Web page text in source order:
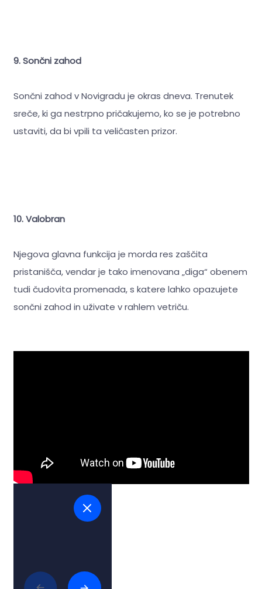
9. Sončni zahod
Sončni zahod v Novigradu je okras dneva. Trenutek
sreče, ki ga nestrpno pričakujemo, ko se je potrebno
ustaviti, da bi vpili ta veličasten prizor.
10. Valobran
Njegova glavna funkcija je morda res zaščita
pristanišča, vendar je tako imenovana „diga“ obenem
tudi čudovita promenada, s katere lahko opazujete
sončni zahod in uživate v rahlem vetriču.
Zabava